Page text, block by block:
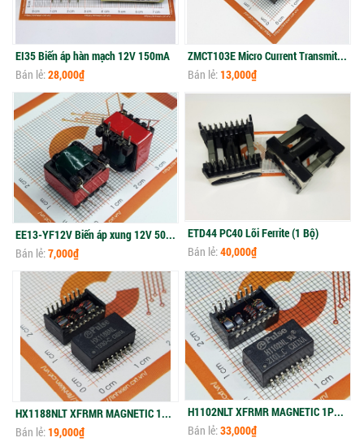
EI35 Biến áp hàn mạch 12V 150mA
Bán lẻ:28,000₫
ZMCT103E Micro Current Transmitter 5A/2.5mA
Bán lẻ:13,000₫
EE13-YF12V Biến áp xung 12V 500mA
Bán lẻ:7,000₫
ETD44 PC40 Lõi Ferrite (1 Bộ)
Bán lẻ:40,000₫
HX1188NLT XFRMR MAGNETIC 1PORT 1:1 10/100
Bán lẻ:19,000₫
H1102NLT XFRMR MAGNETIC 1PORT 1:1 10/100
Bán lẻ:33,000₫